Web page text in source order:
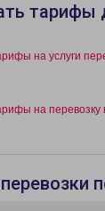
тарифы
на услуги
на перевозку